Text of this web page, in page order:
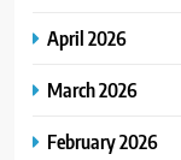
April 2026
March 2026
February 2026